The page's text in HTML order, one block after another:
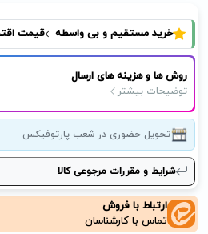
خرید مستقیم و بی واسطه قیمت
روش ها و هزینه های ارسال
توضیحات بیشتر
تحویل حضوری در شعب پارتوفیکس
شرایط و مقررات مرجوعی کالا
ارتباط با فروش
تماس با کارشناسان